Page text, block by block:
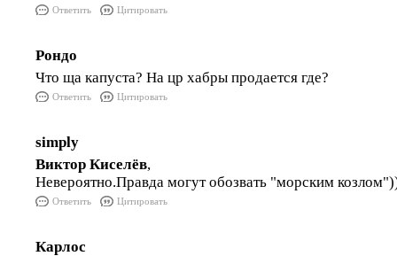
Ответить Цитировать
Рондо
Что ща капуста? На цр хабры продается где?
Ответить Цитировать
simply
Виктор Киселёв,
Невероятно.Правда могут обозвать "морским
Ответить Цитировать
Карлос